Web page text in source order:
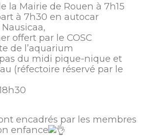
la Mairie de Rouen à 7h15
à 7h30 en autocar
offert par le COSC
de l’aquarium
du midi pique-nique et
(réfectoire réservé par le
encadrés par les membres
enfance